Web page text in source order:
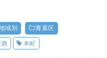
域別 青葉区
酒 本町